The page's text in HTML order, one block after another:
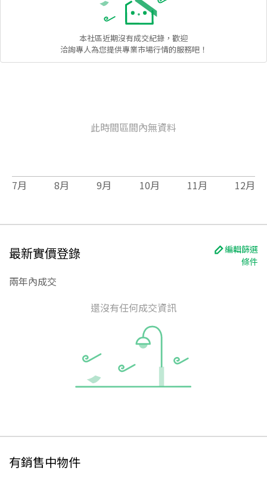
本社區近期沒有成交紀錄，歡迎
洽詢專人為您提供專業市場行情的服務吧！
此時間區間內無資料
7月 8月 9月 10月 11月 12月
最新實價登錄
編輯篩選
條件
兩年內成交
還沒有任何成交資訊
有銷售中物件